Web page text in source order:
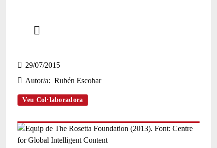
29/07/2015
Autor/a
Rubén Escobar
Veu Col·laboradora